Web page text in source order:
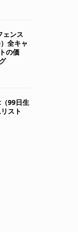
ェンス
全キャ
の価
99日生
スト